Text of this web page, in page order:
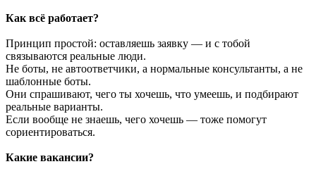
Как всё работает?
Принцип простой: оставляешь заявку — и с тобой
связываются реальные люди.
Не боты, не автоответчики, а нормальные консультанты, а не
шаблонные боты.
Они спрашивают, чего ты хочешь, что умеешь, и подбирают
реальные варианты.
Если вообще не знаешь, чего хочешь — тоже помогут
сориентироваться.
Какие вакансии?